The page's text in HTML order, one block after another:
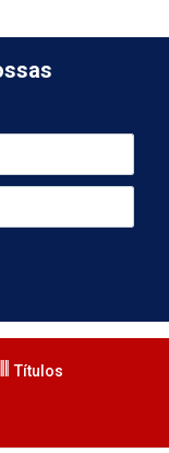
Títulos